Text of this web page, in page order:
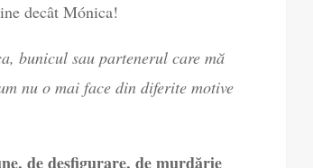
decât Mónica!
bunicul sau partenerul care mă
nu o mai face din diferite motive
de desfigurare, de murdărie